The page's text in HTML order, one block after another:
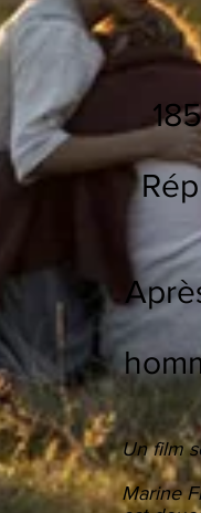
Un film
Marine